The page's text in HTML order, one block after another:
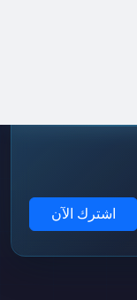
اشترك الآن